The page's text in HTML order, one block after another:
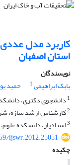
کاربرد مدل
استان اصفهان
نویسندگان
بابک ابراهیمی1 حمید
1 دانشجوی دکتری،
2کارشناس ارشد سازه،
3استادیار، دانشکده
ijswr.2012.25051
چکیده